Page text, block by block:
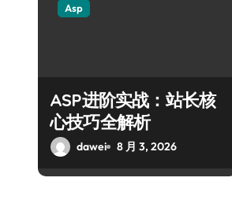
Asp
ASP进阶实战：站长核
心技巧全解析
dawei 8 月 3, 2026